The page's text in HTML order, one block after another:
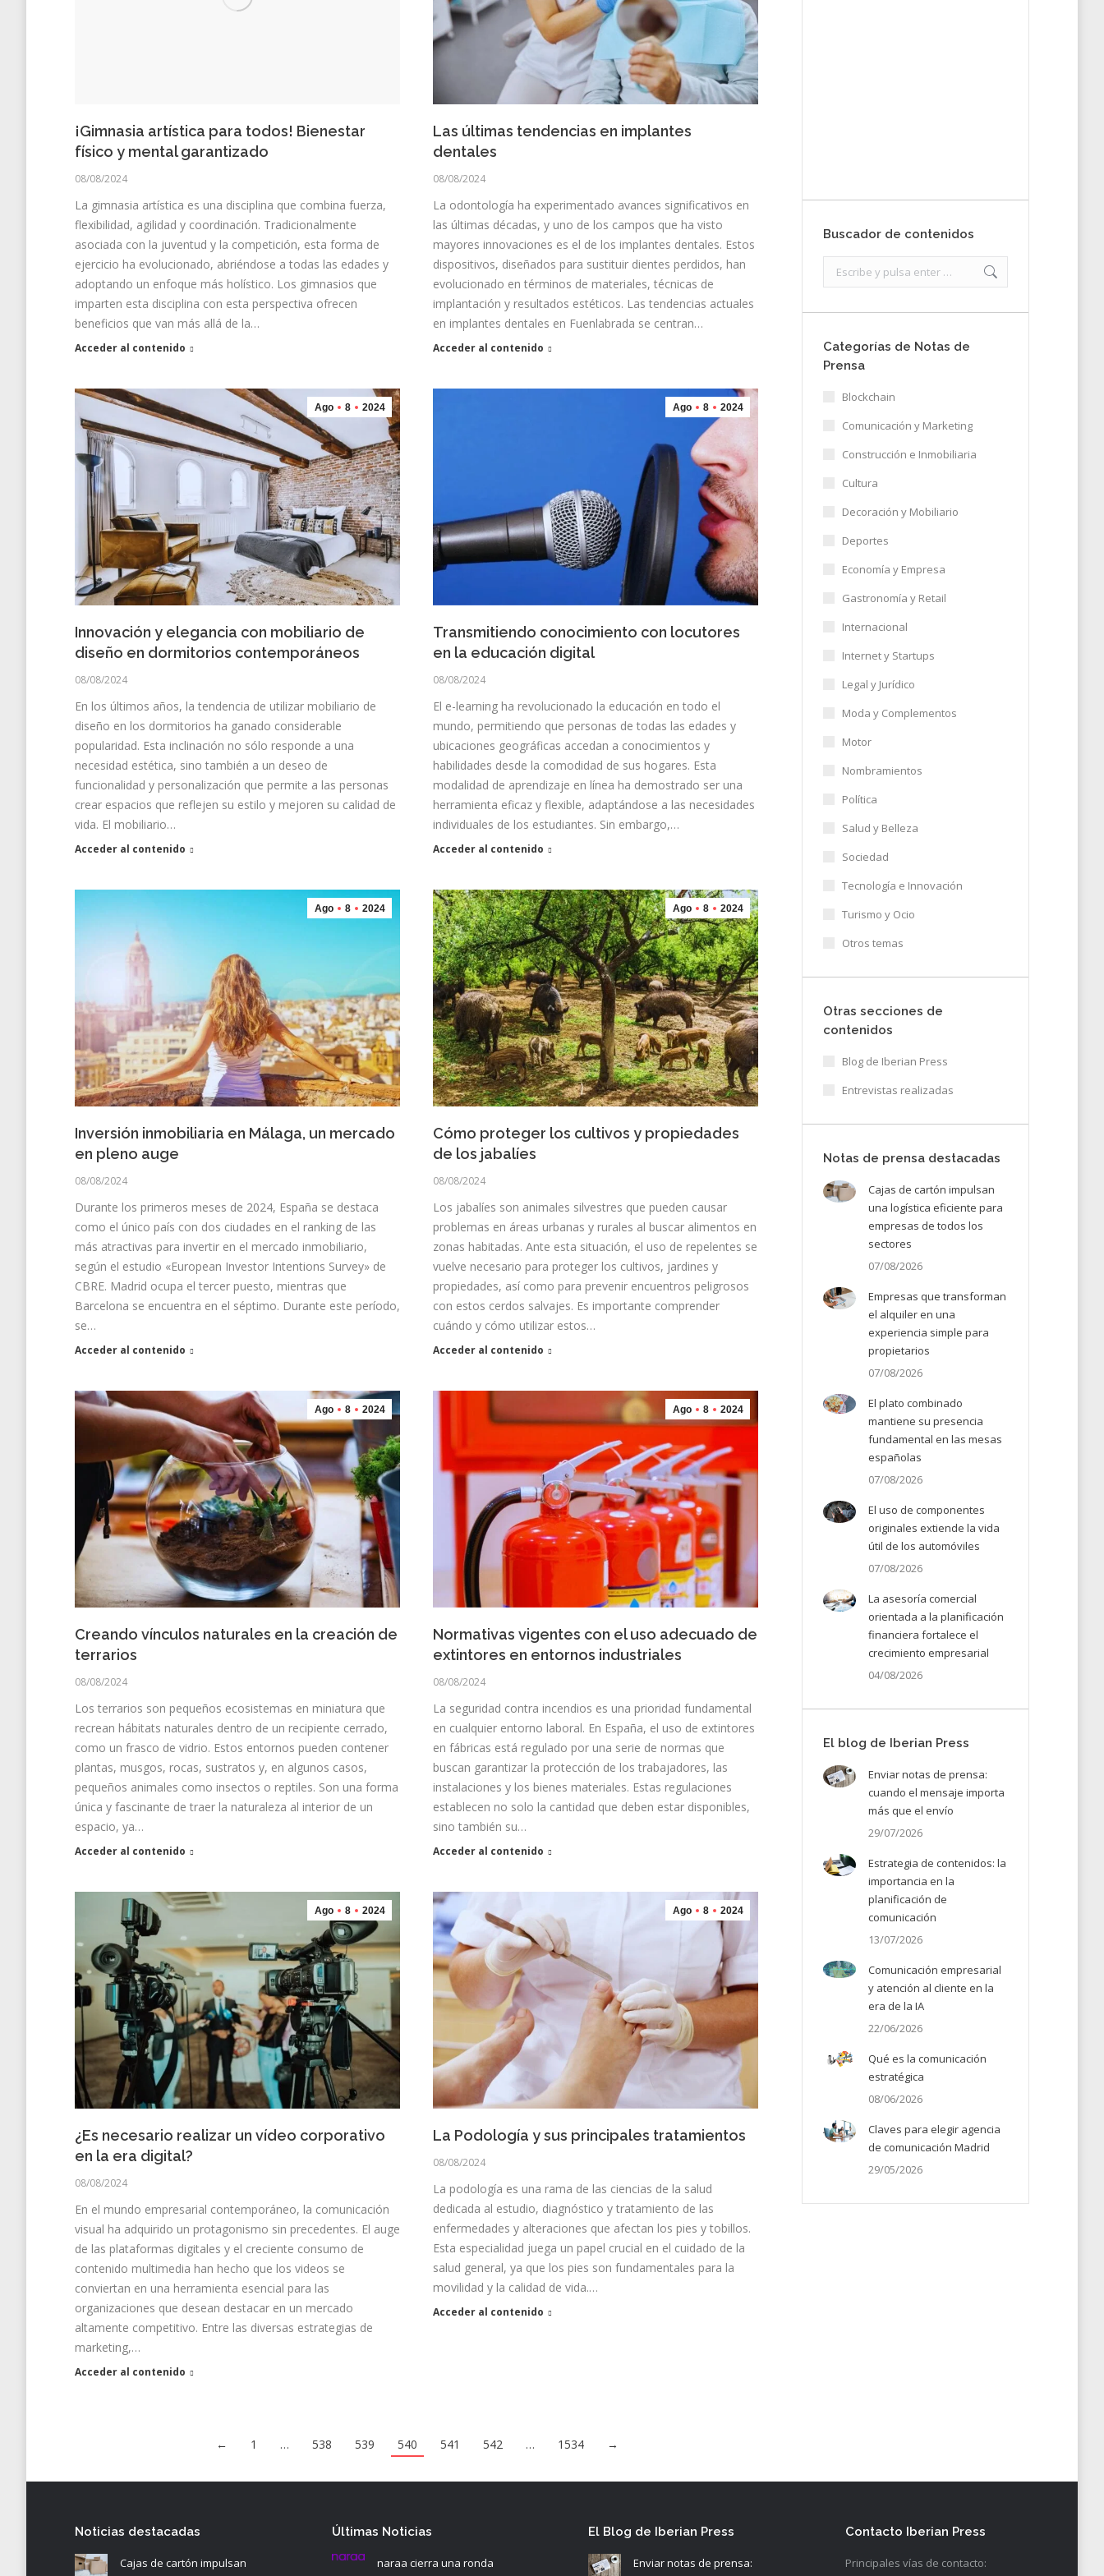
¡Gimnasia artística para todos! Bienestar
físico y mental garantizado
08/08/2024
La gimnasia artística es una disciplina que combina fuerza,
flexibilidad, agilidad y coordinación. Tradicionalmente
asociada con la juventud y la competición, esta forma de
ejercicio ha evolucionado, abriéndose a todas las edades y
adoptando un enfoque más holístico. Los gimnasios que
imparten esta disciplina con esta perspectiva ofrecen
beneficios que van más allá de la…
Acceder al contenido
Las últimas tendencias en implantes
dentales
08/08/2024
La odontología ha experimentado avances significativos en
las últimas décadas, y uno de los campos que ha visto
mayores innovaciones es el de los implantes dentales. Estos
dispositivos, diseñados para sustituir dientes perdidos, han
evolucionado en términos de materiales, técnicas de
implantación y resultados estéticos. Las tendencias actuales
en implantes dentales en Fuenlabrada se centran…
Acceder al contenido
Ago 8 2024
Innovación y elegancia con mobiliario de
diseño en dormitorios contemporáneos
08/08/2024
En los últimos años, la tendencia de utilizar mobiliario de
diseño en los dormitorios ha ganado considerable
popularidad. Esta inclinación no sólo responde a una
necesidad estética, sino también a un deseo de
funcionalidad y personalización que permite a las personas
crear espacios que reflejen su estilo y mejoren su calidad de
vida. El mobiliario…
Acceder al contenido
Ago 8 2024
Transmitiendo conocimiento con locutores
en la educación digital
08/08/2024
El e-learning ha revolucionado la educación en todo el
mundo, permitiendo que personas de todas las edades y
ubicaciones geográficas accedan a conocimientos y
habilidades desde la comodidad de sus hogares. Esta
modalidad de aprendizaje en línea ha demostrado ser una
herramienta eficaz y flexible, adaptándose a las necesidades
individuales de los estudiantes. Sin embargo,…
Acceder al contenido
Ago 8 2024
Inversión inmobiliaria en Málaga, un mercado
en pleno auge
08/08/2024
Durante los primeros meses de 2024, España se destaca
como el único país con dos ciudades en el ranking de las
más atractivas para invertir en el mercado inmobiliario,
según el estudio «European Investor Intentions Survey» de
CBRE. Madrid ocupa el tercer puesto, mientras que
Barcelona se encuentra en el séptimo. Durante este período,
se…
Acceder al contenido
Ago 8 2024
Cómo proteger los cultivos y propiedades
de los jabalíes
08/08/2024
Los jabalíes son animales silvestres que pueden causar
problemas en áreas urbanas y rurales al buscar alimentos en
zonas habitadas. Ante esta situación, el uso de repelentes se
vuelve necesario para proteger los cultivos, jardines y
propiedades, así como para prevenir encuentros peligrosos
con estos cerdos salvajes. Es importante comprender
cuándo y cómo utilizar estos…
Acceder al contenido
Ago 8 2024
Creando vínculos naturales en la creación de
terrarios
08/08/2024
Los terrarios son pequeños ecosistemas en miniatura que
recrean hábitats naturales dentro de un recipiente cerrado,
como un frasco de vidrio. Estos entornos pueden contener
plantas, musgos, rocas, sustratos y, en algunos casos,
pequeños animales como insectos o reptiles. Son una forma
única y fascinante de traer la naturaleza al interior de un
espacio, ya…
Acceder al contenido
Ago 8 2024
Normativas vigentes con el uso adecuado de
extintores en entornos industriales
08/08/2024
La seguridad contra incendios es una prioridad fundamental
en cualquier entorno laboral. En España, el uso de extintores
en fábricas está regulado por una serie de normas que
buscan garantizar la protección de los trabajadores, las
instalaciones y los bienes materiales. Estas regulaciones
establecen no solo la cantidad que deben estar disponibles,
sino también su…
Acceder al contenido
Ago 8 2024
¿Es necesario realizar un vídeo corporativo
en la era digital?
08/08/2024
En el mundo empresarial contemporáneo, la comunicación
visual ha adquirido un protagonismo sin precedentes. El auge
de las plataformas digitales y el creciente consumo de
contenido multimedia han hecho que los videos se
conviertan en una herramienta esencial para las
organizaciones que desean destacar en un mercado
altamente competitivo. Entre las diversas estrategias de
marketing,…
Acceder al contenido
Ago 8 2024
La Podología y sus principales tratamientos
08/08/2024
La podología es una rama de las ciencias de la salud
dedicada al estudio, diagnóstico y tratamiento de las
enfermedades y alteraciones que afectan los pies y tobillos.
Esta especialidad juega un papel crucial en el cuidado de la
salud general, ya que los pies son fundamentales para la
movilidad y la calidad de vida.…
Acceder al contenido
← 1 … 538 539 540 541 542 … 1534 →
Buscador de contenidos
Categorías de Notas de
Prensa
Blockchain
Comunicación y Marketing
Construcción e Inmobiliaria
Cultura
Decoración y Mobiliario
Deportes
Economía y Empresa
Gastronomía y Retail
Internacional
Internet y Startups
Legal y Jurídico
Moda y Complementos
Motor
Nombramientos
Política
Salud y Belleza
Sociedad
Tecnología e Innovación
Turismo y Ocio
Otros temas
Otras secciones de
contenidos
Blog de Iberian Press
Entrevistas realizadas
Notas de prensa destacadas
Cajas de cartón impulsan
una logística eficiente para
empresas de todos los
sectores
07/08/2026
Empresas que transforman
el alquiler en una
experiencia simple para
propietarios
07/08/2026
El plato combinado
mantiene su presencia
fundamental en las mesas
españolas
07/08/2026
El uso de componentes
originales extiende la vida
útil de los automóviles
07/08/2026
La asesoría comercial
orientada a la planificación
financiera fortalece el
crecimiento empresarial
04/08/2026
El blog de Iberian Press
Enviar notas de prensa:
cuando el mensaje importa
más que el envío
29/07/2026
Estrategia de contenidos: la
importancia en la
planificación de
comunicación
13/07/2026
Comunicación empresarial
y atención al cliente en la
era de la IA
22/06/2026
Qué es la comunicación
estratégica
08/06/2026
Claves para elegir agencia
de comunicación Madrid
29/05/2026
Noticias destacadas
Cajas de cartón impulsan
Últimas Noticias
naraa cierra una ronda
El Blog de Iberian Press
Enviar notas de prensa:
Contacto Iberian Press
Principales vías de contacto: